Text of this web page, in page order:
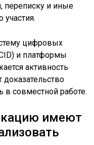
переписку и иные
участия.
цифровых
и платформы
активность
доказательство
в совместной работе.
имеют